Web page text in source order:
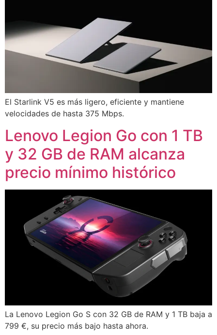
El Starlink V5 es más ligero, eficiente y mantiene
velocidades de hasta 375 Mbps.
Lenovo Legion Go con 1 TB
y 32 GB de RAM alcanza
precio mínimo histórico
La Lenovo Legion Go S con 32 GB de RAM y 1 TB baja a
799 €, su precio más bajo hasta ahora.